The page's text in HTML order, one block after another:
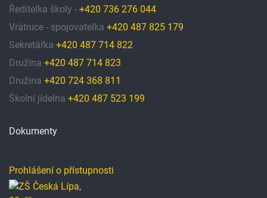
Ředitelka školy - +420 736 276 044
Vrátnice - spojovatelka +420 487 825 179
Sekretářka +420 487 714 822
Družina +420 487 714 823
Družina +420 724 368 811
Školní jídelna +420 487 523 199
Dokumenty
Prohlášení o přístupnosti